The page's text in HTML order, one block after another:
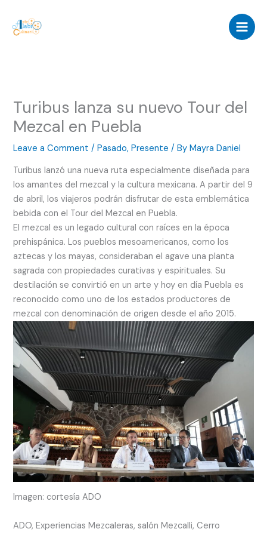
content
Turibus lanza su nuevo Tour del
Mezcal en Puebla
Leave a Comment /Pasado,Presente / ByMayra Daniel
Turibus lanzó una nueva ruta especialmente diseñada para
los amantes del mezcal y la cultura mexicana. A partir del 9
de abril, los viajeros podrán disfrutar de esta emblemática
bebida con el Tour del Mezcal en Puebla.
El mezcal es un legado cultural con raíces en la época
prehispánica. Los pueblos mesoamericanos, como los
aztecas y los mayas, consideraban el agave una planta
sagrada con propiedades curativas y espirituales. Su
destilación se convirtió en un arte y hoy en día Puebla es
reconocido como uno de los estados productores de
mezcal con denominación de origen desde el año 2015.
Imagen: cortesía ADO
ADO, Experiencias Mezcaleras, salón Mezcalli, Cerro